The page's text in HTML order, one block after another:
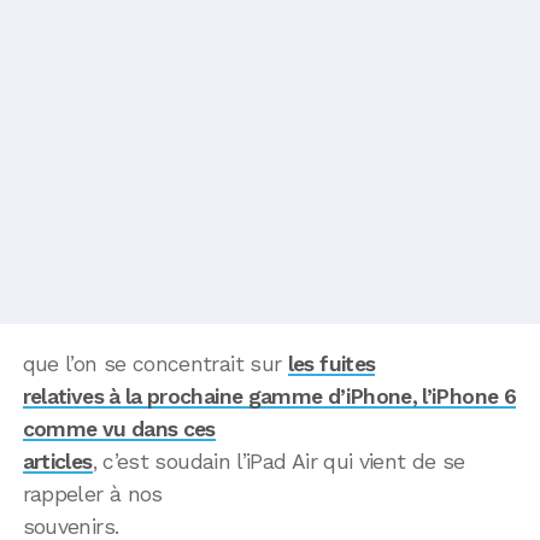
que l’on se concentrait sur les fuites
relatives à la prochaine gamme d’iPhone, l’iPhone 6
comme vu dans ces
articles, c’est soudain l’iPad Air qui vient de se
rappeler à nos
souvenirs.